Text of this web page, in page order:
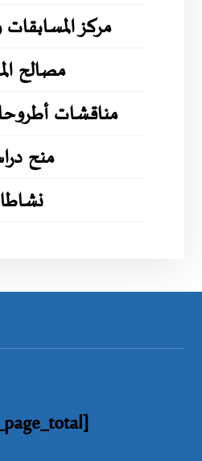
مركز المسابقات
مصالح
مناقشات
منح
[rano_page_total]